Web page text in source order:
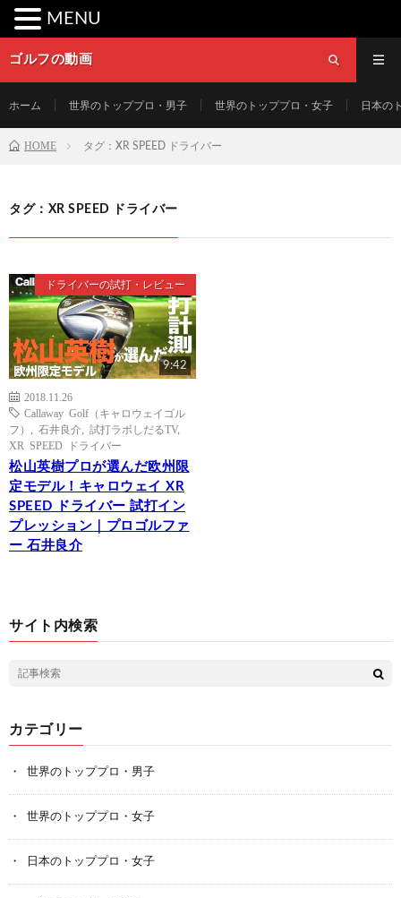
ゴルフの動画
ホーム 世界のトッププロ・男子 世界のトッププロ・女子 日本の
HOME タグ：XR SPEED ドライバー
タグ：XR SPEED ドライバー
ドライバーの試打・レビュー
9:42
2018.11.26
Callaway Golf（キャロウェイゴル
フ）
石井良介 試打ラボしだるTV,
XR SPEED ドライバー
松山英樹プロが選んだ欧州限
定モデル！キャロウェイ XR
SPEED ドライバー 試打イン
プレッション｜プロゴルファ
ー 石井良介
サイト内検索
カテゴリー
世界のトッププロ・男子
世界のトッププロ・女子
日本のトッププロ・女子
MENU